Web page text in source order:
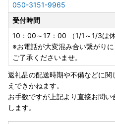
各種問合せ先へ別途ご連絡い
ます。
ご要望の内容によっては、ご
ざいます。
【お問い合わせ先】
お礼の品・その他のお問い合
JTBふるさと納税コールセンタ
ＴＥＬ ：050-3151-9965
受付時間：10：00～17：00 （
050-3151-9965
受付時間
10：00～17：00 （1/1～1/3は休
※お電話が大変混み合い繋がりに
ご了承くださいませ。
返礼品の配送時期や不備などに
えできかねます。
お手数ですが上記より直接お問
します。